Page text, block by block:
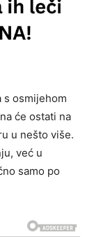
osmijehom
će ostati na
u nešto više.
već u
samo po